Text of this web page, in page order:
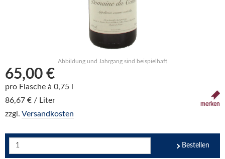
Abbildung und Jahrgang sind beispielhaft
65,00 €
pro Flasche à 0,75 l
86,67 € / Liter
zzgl. Versandkosten
merken
Bestellen